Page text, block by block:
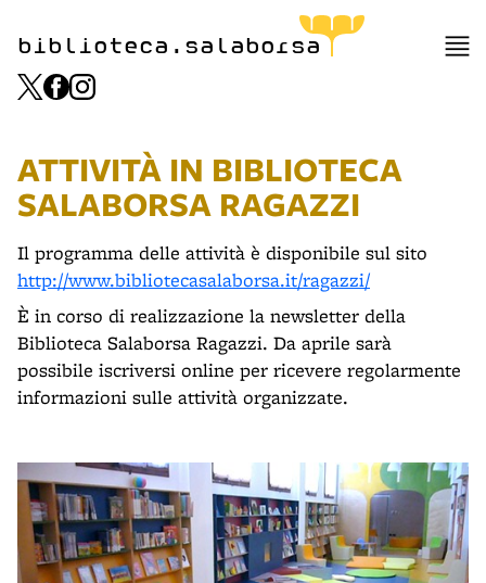
biblioteca.salaborsa
ATTIVITÀ IN BIBLIOTECA
SALABORSA RAGAZZI
Il programma delle attività è disponibile sul sito
http://www.bibliotecasalaborsa.it/ragazzi/
È in corso di realizzazione la newsletter della
Biblioteca Salaborsa Ragazzi. Da aprile sarà
possibile iscriversi online per ricevere regolarmente
informazioni sulle attività organizzate.